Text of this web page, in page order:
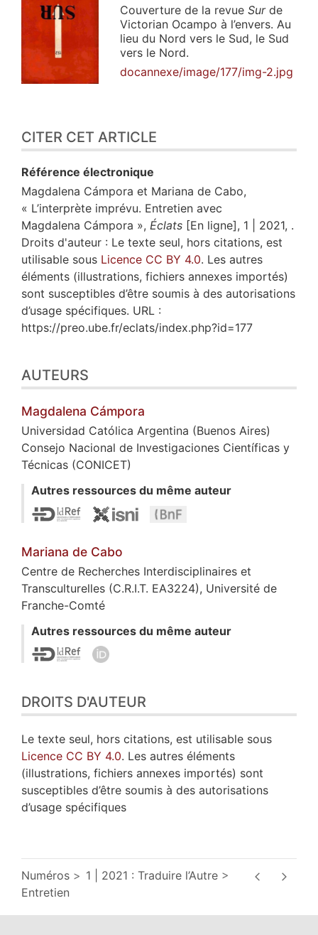
Couverture de la revueSurde
Victorian Ocampo à l’envers. Au
lieu du Nord vers le Sud, le Sud
vers le Nord.
docannexe/image/177/img-2.jpg
CITER CET ARTICLE
Référence électronique
Magdalena Cámpora et Mariana de Cabo,
« L’interprète imprévu. Entretien avec
Magdalena Cámpora », Éclats [En ligne], 1 | 2021, .
Droits d'auteur : Le texte seul, hors citations, est
utilisable sous Licence CC BY 4.0. Les autres
éléments (illustrations, fichiers annexes importés)
sont susceptibles d’être soumis à des autorisations
d’usage spécifiques. URL :
https://preo.ube.fr/eclats/index.php?id=177
AUTEURS
Magdalena Cámpora
Universidad Católica Argentina (Buenos Aires)
Consejo Nacional de Investigaciones Científicas y
Técnicas (CONICET)
Autres ressources du même auteur
Mariana de Cabo
Centre de Recherches Interdisciplinaires et
Transculturelles (C.R.I.T. EA3224), Université de
Franche-Comté
Autres ressources du même auteur
DROITS D'AUTEUR
Le texte seul, hors citations, est utilisable sous
Licence CC BY 4.0. Les autres éléments
(illustrations, fichiers annexes importés) sont
susceptibles d’être soumis à des autorisations
d’usage spécifiques
Numéros
1 | 2021 : Traduire l’Autre
Entretien